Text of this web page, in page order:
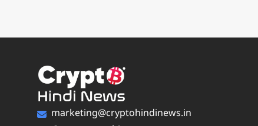
marketing@cryptohindinews.in